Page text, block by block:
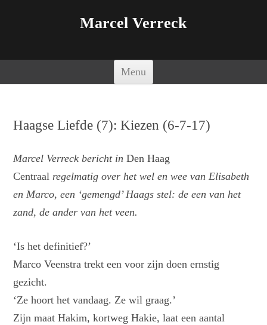
Marcel Verreck
Menu
Haagse Liefde (7): Kiezen (6-7-17)
Marcel Verreck bericht inDen Haag
Centraal regelmatig over het wel en wee van Elisabeth
en Marco, een ‘gemengd’ Haags stel: de een van het
zand, de ander van het veen.
‘Is het definitief?’
Marco Veenstra trekt een voor zijn doen ernstig
gezicht.
‘Ze hoort het vandaag. Ze wil graag.’
Zijn maat Hakim, kortweg Hakie, laat een aantal